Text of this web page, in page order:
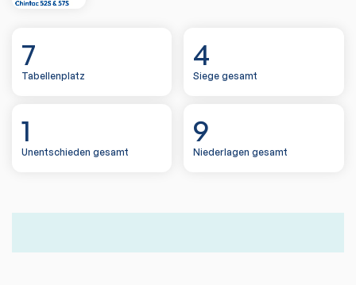
7
Tabellenplatz
4
Siege gesamt
1
Unentschieden gesamt
9
Niederlagen gesamt